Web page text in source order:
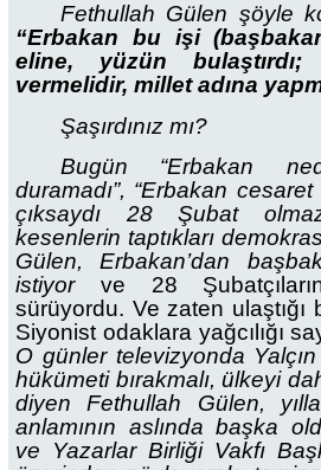
Fethullah Gülen şöyle
“Erbakan bu işi
eline, yüzün
vermelidir, millet adına
Şaşırdınız mı?
Bugün “Erbakan
duramadı”, “Erbakan
çıksaydı 28 Şubat
kesenlerin taptıkları
Gülen, Erbakan’dan
istiyor ve 28
sürüyordu. Ve zaten ulaştığı
Siyonist odaklara yağcılığı
O günler televizyonda Yalçın
hükümeti bırakmalı, ülkeyi
diyen Fethullah Gülen,
anlamının aslında başka
ve Yazarlar Birliği Vakfı